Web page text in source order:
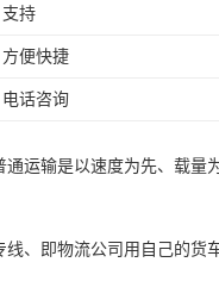
支持
方便快捷
电话咨询
运输是以速度为先、载量
、即物流公司用自己的货